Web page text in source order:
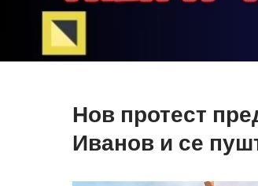
Нов протест
Иванов и се